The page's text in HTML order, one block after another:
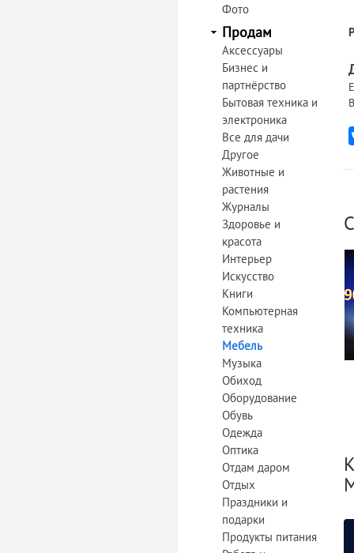
Фото
Продам
Аксессуары
Бизнес и
партнёрство
Бытовая техника и
электроника
Все для дачи
Другое
Животные и
растения
Журналы
Здоровье и
красота
Интерьер
Искусство
Книги
Компьютерная
техника
Мебель
Музыка
Обиход
Оборудование
Обувь
Одежда
Оптика
Отдам даром
Отдых
Праздники и
подарки
Продукты питания